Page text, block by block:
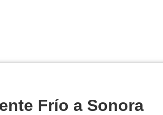
Frío a Sonora